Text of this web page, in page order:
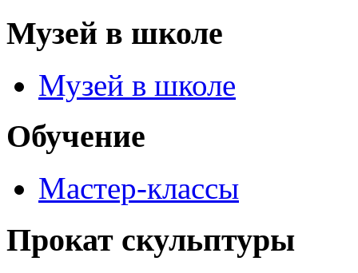
Музей в школе
Музей в школе
Обучение
Мастер-классы
Прокат скульптуры